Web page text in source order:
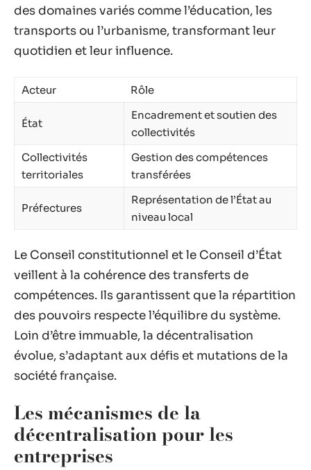
des domaines variés comme l’éducation, les
transports ou l’urbanisme, transformant leur
quotidien et leur influence.
Acteur Rôle
État
Encadrement et soutien des
collectivités
Collectivités
territoriales
Gestion des compétences
transférées
Préfectures
Représentation de l’État au
niveau local
Le Conseil constitutionnel et le Conseil d’État
veillent à la cohérence des transferts de
compétences. Ils garantissent que la répartition
des pouvoirs respecte l’équilibre du système.
Loin d’être immuable, la décentralisation
évolue, s’adaptant aux défis et mutations de la
société française.
Les mécanismes de la
décentralisation pour les
entreprises